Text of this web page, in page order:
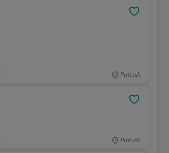
Pułtusk
Pułtusk